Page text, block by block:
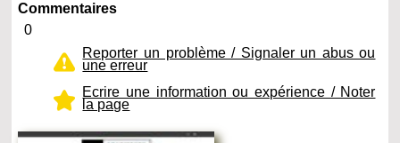
Commentaires
0
Reporter un problème / Signaler un abus ou
une erreur
Ecrire une information ou expérience / Noter
la page